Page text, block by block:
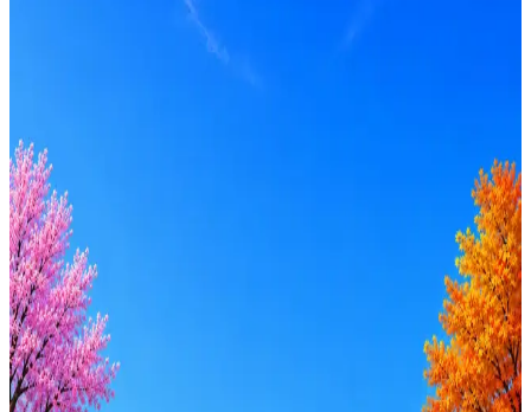
0
Стратегия поиска с AI: рынки, позиции, вилка, каналы
AI генерация сопроводительных писем